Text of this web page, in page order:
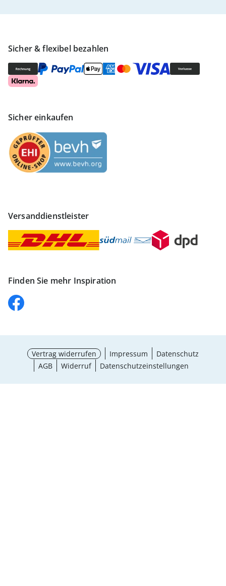
Sicher & flexibel bezahlen
Sicher einkaufen
Versanddienstleister
Finden Sie mehr Inspiration
Vertrag widerrufen Impressum
Datenschutz
AGB
Widerruf Datenschutzeinstellungen